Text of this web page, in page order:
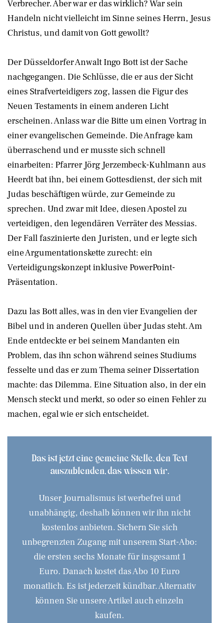
Verbrecher. Aber war er das wirklich? War sein
Handeln nicht vielleicht im Sinne seines Herrn, Jesus
Christus, und damit von Gott gewollt?
Der Düsseldorfer Anwalt Ingo Bott ist der Sache
nachgegangen. Die Schlüsse, die er aus der Sicht
eines Strafverteidigers zog, lassen die Figur des
Neuen Testaments in einem anderen Licht
erscheinen. Anlass war die Bitte um einen Vortrag in
einer evangelischen Gemeinde. Die Anfrage kam
überraschend und er musste sich schnell
einarbeiten: Pfarrer Jörg Jerzembeck-Kuhlmann aus
Heerdt bat ihn, bei einem Gottesdienst, der sich mit
Judas beschäftigen würde, zur Gemeinde zu
sprechen. Und zwar mit Idee, diesen Apostel zu
verteidigen, den legendären Verräter des Messias.
Der Fall faszinierte den Juristen, und er legte sich
eine Argumentationskette zurecht: ein
Verteidigungskonzept inklusive PowerPoint-
Präsentation.
Dazu las Bott alles, was in den vier Evangelien der
Bibel und in anderen Quellen über Judas steht. Am
Ende entdeckte er bei seinem Mandanten ein
Problem, das ihn schon während seines Studiums
fesselte und das er zum Thema seiner Dissertation
machte: das Dilemma. Eine Situation also, in der ein
Mensch steckt und merkt, so oder so einen Fehler zu
machen, egal wie er sich entscheidet.
Das ist jetzt eine gemeine Stelle, den Text
auszublenden, das wissen wir.
Unser Journalismus ist werbefrei und
unabhängig, deshalb können wir ihn nicht
kostenlos anbieten. Sichern Sie sich
unbegrenzten Zugang mit unserem Start-Abo:
die ersten sechs Monate für insgesamt 1
Euro. Danach kostet das Abo 10 Euro
monatlich. Es ist jederzeit kündbar. Alternativ
können Sie unsere Artikel auch einzeln
kaufen.